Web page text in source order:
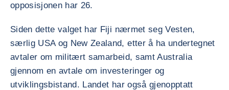
opposisjonen har 26.
Siden dette valget har Fiji nærmet seg Vesten,
særlig USA og New Zealand, etter å ha undertegnet
avtaler om militært samarbeid, samt Australia
gjennom en avtale om investeringer og
utviklingsbistand. Landet har også gjenopptatt